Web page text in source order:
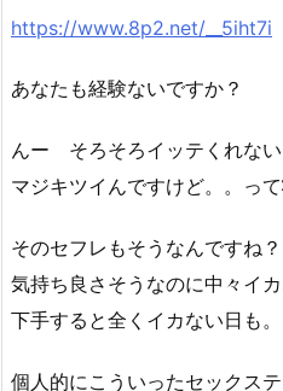
https://www.8p2.net/__5iht7i
あなたも経験ないですか？
んー そろそろイッテくれな
マジキツイんですけど。。って
そのセフレもそうなんですね？
気持ち良さそうなのに中々イカ
下手すると全くイカない日も。
個人的にこういったセックス